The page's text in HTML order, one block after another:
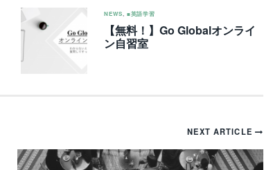
NEWS ■英語学習
【無料！】Go Globalオンライ
ン自習室
NEXT ARTICLE